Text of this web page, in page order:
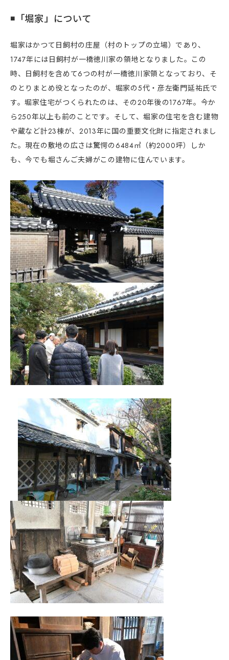
◾️「堀家」について
堀家はかつて日飼村の庄屋（村のトップの立場）であり、
1747年には日飼村が一橋徳川家の領地となりました。 この
時、日飼村を含めて6つの村が一橋徳川家領となっており、そ
のとりまとめ役となったのが、堀家の5代・彦左衛門延祐氏で
す。堀家住宅がつくられたのは、その20年後の1767年。 今か
ら250年以上も前のことです。 そして、堀家の住宅を含む建物
や蔵など計23棟が、2013年に国の重要文化財に指定されまし
た。 現在の敷地の広さは驚愕の6484㎡（約2000坪）しか
も、今でも堀さんご夫婦がこの建物に住んでいます。